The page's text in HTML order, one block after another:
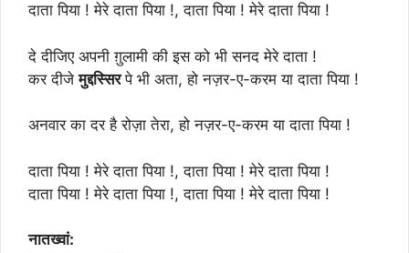
दाता पिया ! मेरे दाता पिया !, दाता पिया ! मेरे दाता पिया !
दे दीजिए अपनी ग़ुलामी की इस को भी सनद मेरे दाता !
कर दीजेमुद्दस्सिरपे भी अता, हो नज़र-ए-करम या दाता पिया !
अनवार का दर है रोज़ा तेरा, हो नज़र-ए-करम या दाता पिया !
दाता पिया ! मेरे दाता पिया !, दाता पिया ! मेरे दाता पिया !
दाता पिया ! मेरे दाता पिया !, दाता पिया ! मेरे दाता पिया !
नातख्वां: